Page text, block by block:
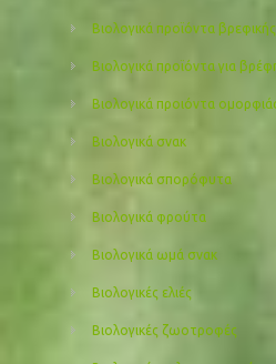
Βιολογικά προϊόντα
Βιολογικά προϊόντα για
Βιολογικά προιόντα
Βιολογικά σνακ
Βιολογικά σπορόφυτα
Βιολογικά φρούτα
Βιολογικά ωμά σνακ
Βιολογικές ελιές
Βιολογικές ζωοτροφές